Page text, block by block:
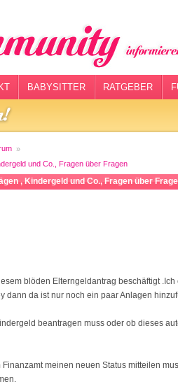
BABYSITTER RATGEBER
und Co., Fragen über Fragen
, Kindergeld und Co., Fragen über
blöden Elterngeldantrag beschäftigt
dann da ist nur noch ein paar Anlagen
beantragen muss oder ob dieses
meinen neuen Status mitteilen